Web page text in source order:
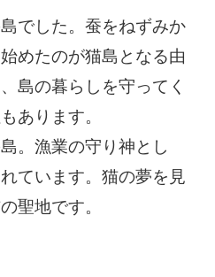
でした。蚕をねずみか
めたのが猫島となる由
島の暮らしを守ってく
あります。
。漁業の守り神とし
ています。猫の夢を見
聖地です。